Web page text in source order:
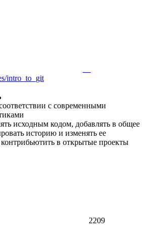
intro_to_git
с современными
исходным кодом, добавлять в общее
историю и изменять ее
в открытые проекты
2209